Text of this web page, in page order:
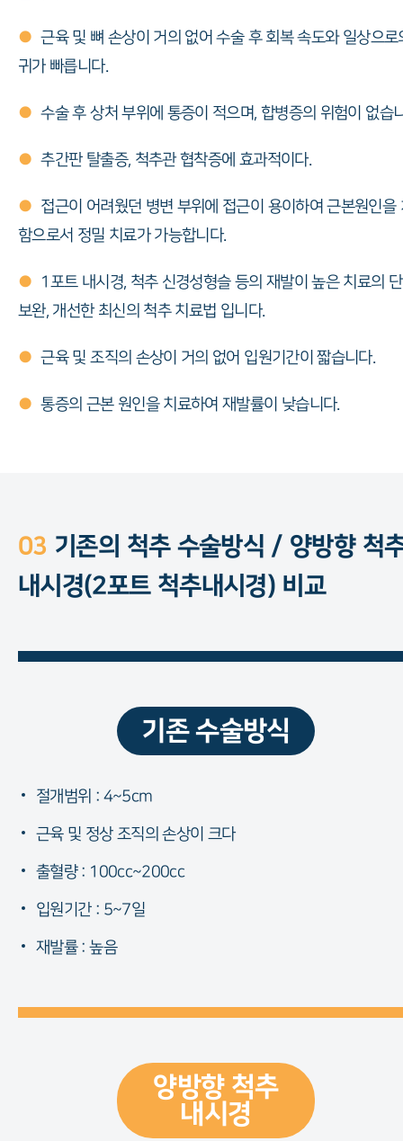
● 근육 및 뼈 손상이 거의 없어 수술 후 회복 속도와 일상으로
귀가 빠릅니다.
● 수술 후 상처 부위에 통증이 적으며, 합병증의 위험이 없습
● 추간판 탈출증, 척추관 협착증에 효과적이다.
● 접근이 어려웠던 병변 부위에 접근이 용이하여 근본원인을
함으로서 정밀 치료가 가능합니다.
●
1포트 내시경, 척추 신경성형슬 등의 재발이 높은 치료의
보완, 개선한 최신의 척추 치료법 입니다.
● 근육 및 조직의 손상이 거의 없어 입원기간이 짧습니다.
● 통증의 근본 원인을 치료하여 재발률이 낮습니다.
03 기존의 척추 수술방식 / 양방향 척
내시경(2포트 척추내시경) 비교
기존 수술방식
절개범위 : 4~5cm
근육 및 정상 조직의 손상이 크다
출혈량 : 100cc~200cc
입원기간 : 5~7일
재발률 : 높음
양방향 척추
내시경